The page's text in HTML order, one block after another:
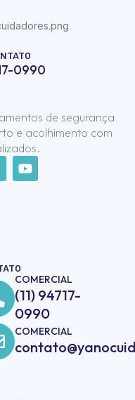
0990
de segurança
e acolhimento com
COMERCIAL
(11) 94717-
0990
COMERCIAL